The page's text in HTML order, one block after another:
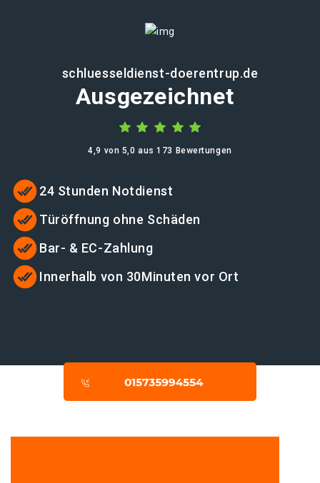
schluesseldienst-doerentrup.de
Ausgezeichnet
4,9 von 5,0 aus 173 Bewertungen
24 Stunden Notdienst
Türöffnung ohne Schäden
Bar- & EC-Zahlung
Innerhalb von 30Minuten vor Ort